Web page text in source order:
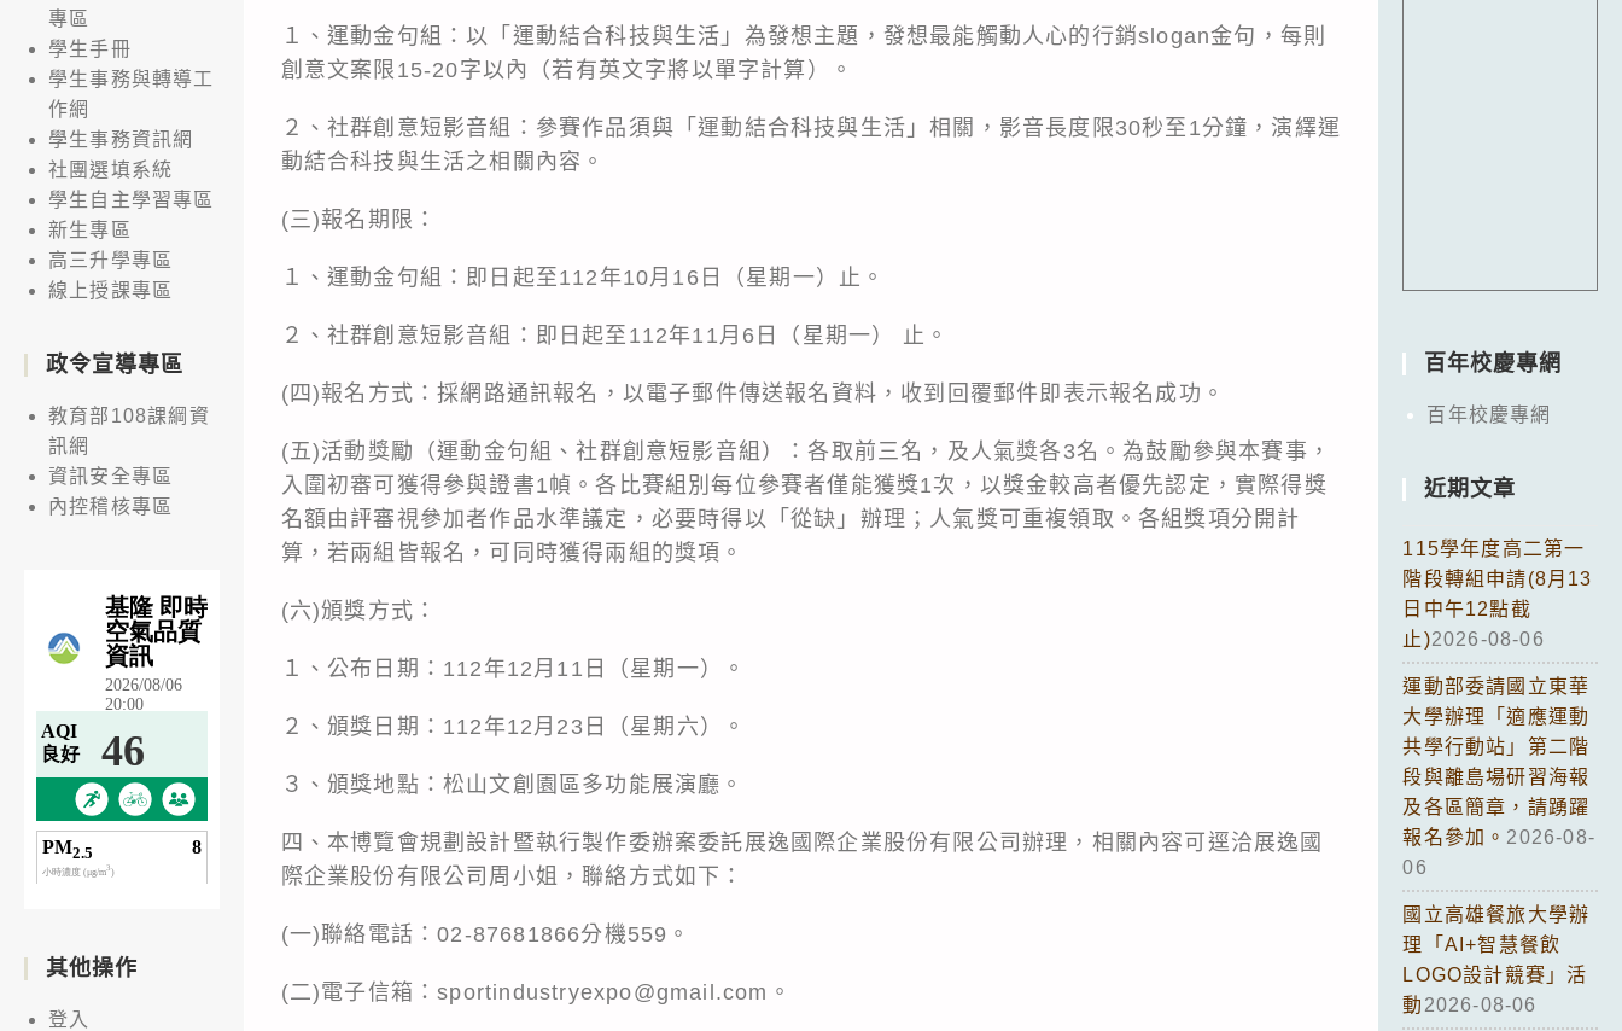
１、運動金句組：以「運動結合科技與生活」為發想主題，發想最能觸動人心的行銷slogan金句，每則
創意文案限15-20字以內（若有英文字將以單字計算）。
２、社群創意短影音組：參賽作品須與「運動結合科技與生活」相關，影音長度限30秒至1分鐘，演繹運
動結合科技與生活之相關內容。
(三)報名期限：
１、運動金句組：即日起至112年10月16日（星期一）止。
２、社群創意短影音組：即日起至112年11月6日（星期一） 止。
(四)報名方式：採網路通訊報名，以電子郵件傳送報名資料，收到回覆郵件即表示報名成功。
(五)活動獎勵（運動金句組、社群創意短影音組）：各取前三名，及人氣獎各3名。為鼓勵參與本賽事，
入圍初審可獲得參與證書1幀。各比賽組別每位參賽者僅能獲獎1次，以獎金較高者優先認定，實際得獎
名額由評審視參加者作品水準議定，必要時得以「從缺」辦理；人氣獎可重複領取。各組獎項分開計
算，若兩組皆報名，可同時獲得兩組的獎項。
(六)頒獎方式：
１、公布日期：112年12月11日（星期一）。
２、頒獎日期：112年12月23日（星期六）。
３、頒獎地點：松山文創園區多功能展演廳。
四、本博覽會規劃設計暨執行製作委辦案委託展逸國際企業股份有限公司辦理，相關內容可逕洽展逸國
際企業股份有限公司周小姐，聯絡方式如下：
(一)聯絡電話：02-87681866分機559。
(二)電子信箱：sportindustryexpo@gmail.com。
專區
學生手冊
學生事務與轉導工
作網
學生事務資訊網
社團選填系統
學生自主學習專區
新生專區
高三升學專區
線上授課專區
政令宣導專區
教育部108課綱資
訊網
資訊安全專區
內控稽核專區
其他操作
登入
百年校慶專網
百年校慶專網
近期文章
115學年度高二第一
階段轉組申請(8月13
日中午12點截
止)2026-08-06
運動部委請國立東華
大學辦理「適應運動
共學行動站」第二階
段與離島場研習海報
及各區簡章，請踴躍
報名參加。 2026-08-
06
國立高雄餐旅大學辦
理「AI+智慧餐飲
LOGO設計競賽」活
動 2026-08-06